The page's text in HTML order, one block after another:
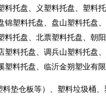
托盘、义塑料托盘、塑料
塑料托盘、盘山塑料托盘
托盘、北票塑料托盘、朝
料托盘、调兵山塑料托盘
料托盘、临沂金朔塑业有限
垫仓板等）、塑料垃圾桶